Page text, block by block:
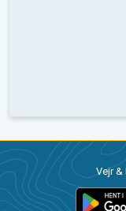
Vejr